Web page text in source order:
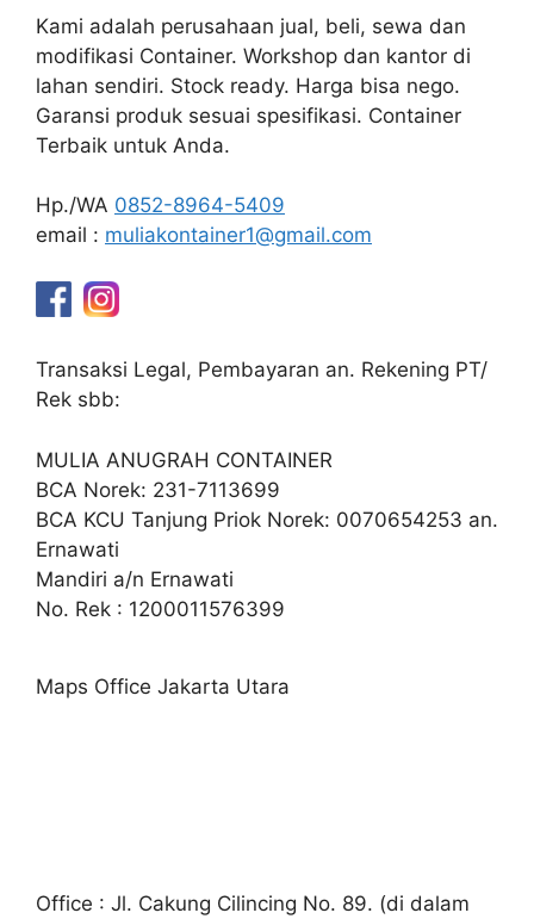
Kami adalah perusahaan jual, beli, sewa dan
modifikasi Container. Workshop dan kantor di
lahan sendiri. Stock ready. Harga bisa nego.
Garansi produk sesuai spesifikasi. Container
Terbaik untuk Anda.
Hp./WA 0852-8964-5409
email : muliakontainer1@gmail.com
Transaksi Legal, Pembayaran an. Rekening PT/
Rek sbb:
MULIA ANUGRAH CONTAINER
BCA Norek: 231-7113699
BCA KCU Tanjung Priok Norek: 0070654253 an.
Ernawati
Mandiri a/n Ernawati
No. Rek : 1200011576399
Maps Office Jakarta Utara
Office : Jl. Cakung Cilincing No. 89. (di dalam